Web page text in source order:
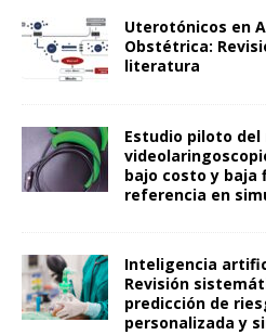
Uterotónicos en
Obstétrica:
literatura
Estudio piloto
bajo costo y baja
referencia en
Inteligencia
Revisión
predicción de
personalizada y